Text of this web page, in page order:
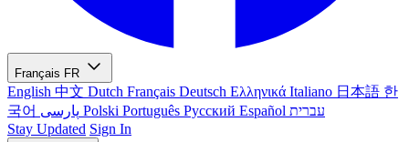
Français FR
English 中文 Dutch Français Deutsch Ελληνικά Italiano 日本語 한
국어
Polski Português Русский Español עברית
Stay Updated Sign In